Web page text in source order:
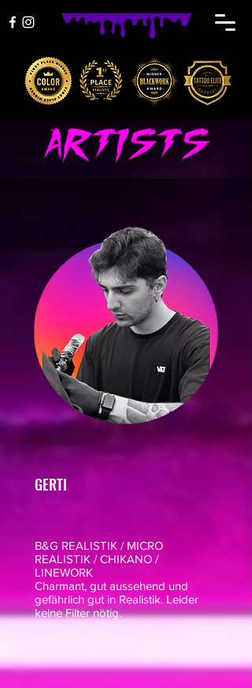
ARTISTS
GERTI
B&G REALISTIK / MICRO
REALISTIK / CHIKANO /
LINEWORK
Charmant, gut aussehend und
gefährlich gut in Realistik. Leider
keine Filter nötig.